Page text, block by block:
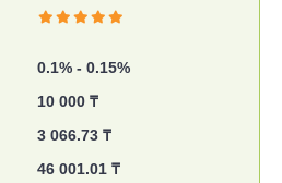
0.1% - 0.15%
10 000 ₸
3 066.73 ₸
46 001.01 ₸